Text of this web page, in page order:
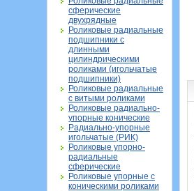
сферические
двухрядные
Роликовые радиальные
подшипники с
длинными
цилиндрическими
роликами (игольчатые
подшипники)
Роликовые радиальные
с витыми роликами
Роликовые радиально-
упорные конические
Радиально-упорные
игольчатые (РИК)
Роликовые упорно-
радиальные
сферические
Роликовые упорные с
коническими роликами